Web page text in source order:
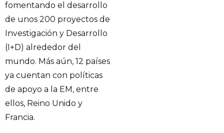
fomentando el desarrollo
de unos 200 proyectos de
Investigación y Desarrollo
(I+D) alrededor del
mundo. Más aún, 12 países
ya cuentan con políticas
de apoyo a la EM, entre
ellos, Reino Unido y
Francia.